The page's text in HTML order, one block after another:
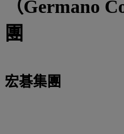
（Germano
團
宏碁集團